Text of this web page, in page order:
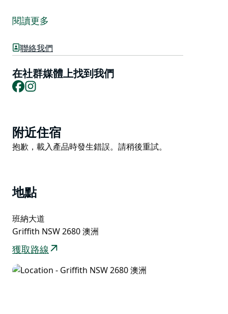
版納大道 (Banna Avenue)，在人行道上的當地零售攤位
上買些便宜貨。
閱讀更多
聯絡我們
在社群媒體上找到我們
Facebook
Product
List
附近住宿
Product
抱歉，載入產品時發生錯誤。請稍後重試。
地點
班納大道
Griffith NSW 2680 澳洲
獲取路線